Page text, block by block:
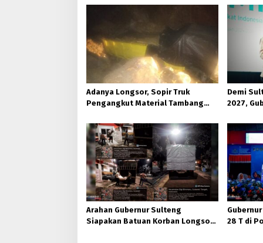
Adanya Longsor, Sopir Truk
Pengangkut Material Tambang
Demi
2027,
Arahan Gubernur Sulteng
Siapakan Batuan Korban Longsor,
28 T di